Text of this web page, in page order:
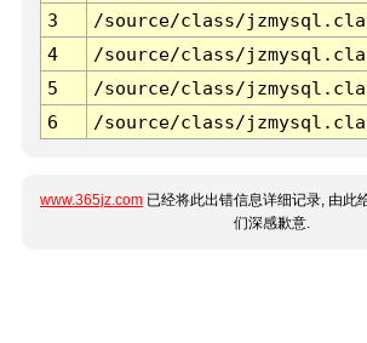
3 /source/class/
4
/source/class/
5
/source/class/
6
/source/class/
www.365jz.com 已经将此出错信息详细记录, 由此
们深感歉意.